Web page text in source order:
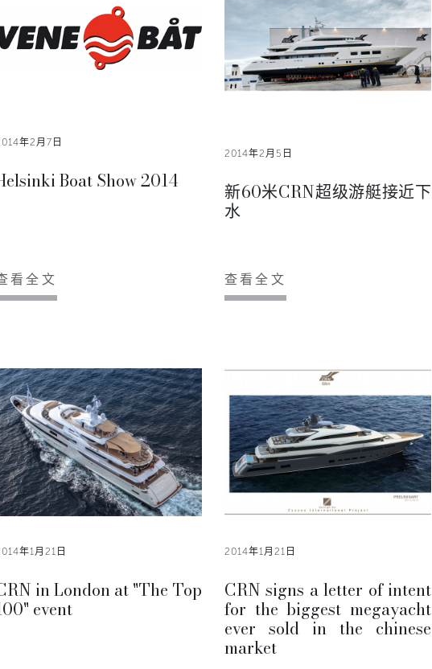
年2月7日
Boat Show 2014
看全文
2014年2月5日
新60米CRN超级游艇接近下
水
查看全文
年1月21日
in London at "The Top
event
2014年1月21日
CRN signs a letter of intent
for the biggest megayacht
ever sold in the chinese
market